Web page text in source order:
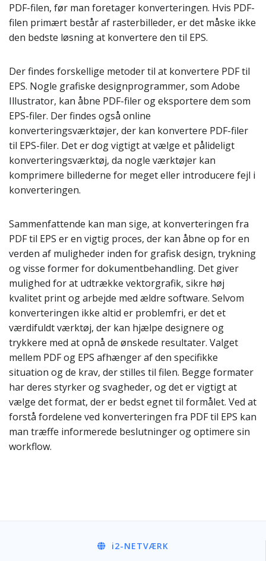
PDF-filen, før man foretager konverteringen. Hvis PDF-
filen primært består af rasterbilleder, er det måske ikke
den bedste løsning at konvertere den til EPS.
Der findes forskellige metoder til at konvertere PDF til
EPS. Nogle grafiske designprogrammer, som Adobe
Illustrator, kan åbne PDF-filer og eksportere dem som
EPS-filer. Der findes også online
konverteringsværktøjer, der kan konvertere PDF-filer
til EPS-filer. Det er dog vigtigt at vælge et pålideligt
konverteringsværktøj, da nogle værktøjer kan
komprimere billederne for meget eller introducere fejl i
konverteringen.
Sammenfattende kan man sige, at konverteringen fra
PDF til EPS er en vigtig proces, der kan åbne op for en
verden af muligheder inden for grafisk design, trykning
og visse former for dokumentbehandling. Det giver
mulighed for at udtrække vektorgrafik, sikre høj
kvalitet print og arbejde med ældre software. Selvom
konverteringen ikke altid er problemfri, er det et
værdifuldt værktøj, der kan hjælpe designere og
trykkere med at opnå de ønskede resultater. Valget
mellem PDF og EPS afhænger af den specifikke
situation og de krav, der stilles til filen. Begge formater
har deres styrker og svagheder, og det er vigtigt at
vælge det format, der er bedst egnet til formålet. Ved at
forstå fordelene ved konverteringen fra PDF til EPS kan
man træffe informerede beslutninger og optimere sin
workflow.
i2-NETVÆRK